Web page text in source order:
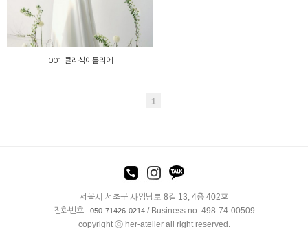
001 클래식아틀리에
1
서울시 서초구 사임당로 8길 13, 4층 402호
전화번호 : 050-71426-0214/ Business no. 498-74-00509
copyright ⓒ her-atelier all right reserved.